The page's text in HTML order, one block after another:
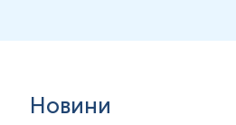
основним алергеном у м’ясі птиці.
Новини